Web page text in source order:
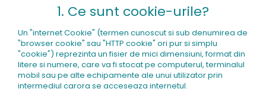
1. Ce sunt cookie-urile?
Un "internet Cookie" (termen cunoscut si sub denumirea de
"browser cookie" sau "HTTP cookie" ori pur si simplu
"cookie") reprezinta un fisier de mici dimensiuni, format din
litere si numere, care va fi stocat pe computerul, terminalul
mobil sau pe alte echipamente ale unui utilizator prin
intermediul carora se acceseaza internetul.